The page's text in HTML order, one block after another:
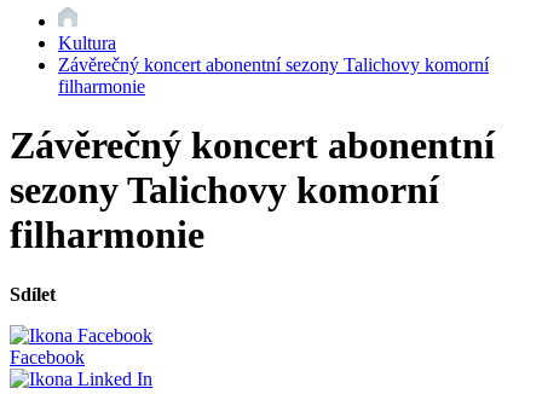
Kultura
Závěrečný koncert abonentní sezony Talichovy komorní
filharmonie
Závěrečný koncert abonentní
sezony Talichovy komorní
filharmonie
Sdílet
Facebook